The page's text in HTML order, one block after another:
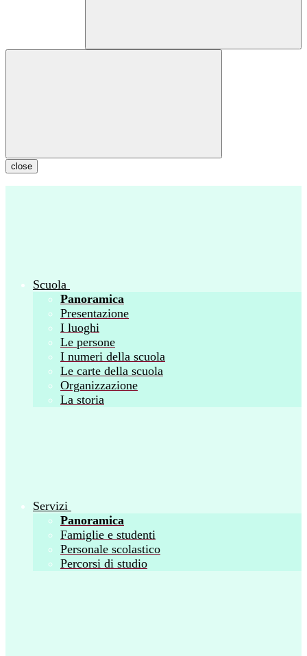
close
Scuola
Panoramica
Presentazione
I luoghi
Le persone
I numeri della scuola
Le carte della scuola
Organizzazione
La storia
Servizi
Panoramica
Famiglie e studenti
Personale scolastico
Percorsi di studio